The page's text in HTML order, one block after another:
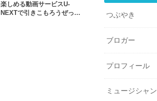
楽しめる動画サービスU-
NEXTで引きこもろうぜっ…
つぶやき
ブロガー
プロフィール
ミュージシャン